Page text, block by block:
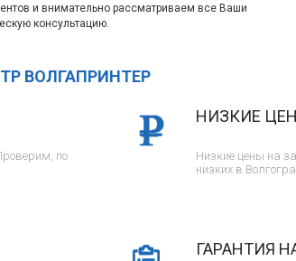
и внимательно рассматриваем все Ваши
консультацию.
ВОЛГАПРИНТЕР
по
НИЗКИЕ
Низкие цены на
низких в
ГАРАНТИЯ